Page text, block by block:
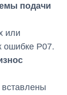
подачи
или
ошибке P07.